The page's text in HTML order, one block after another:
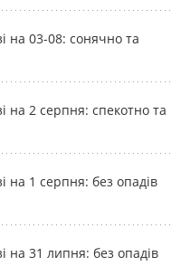
на 03-08: сонячно та
на 2 серпня: спекотно та
на 1 серпня: без опадів
на 31 липня: без опадів